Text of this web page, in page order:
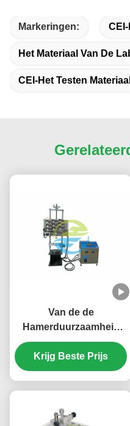
Markeringen:
Het Materiaal Van De
CEI-Het Testen Materiaal
Van de de
Hamerduurzaamheid
van CEI 60745-2-1
Elektrische van de
Testapparaten van de
Krijg Beste Prijs